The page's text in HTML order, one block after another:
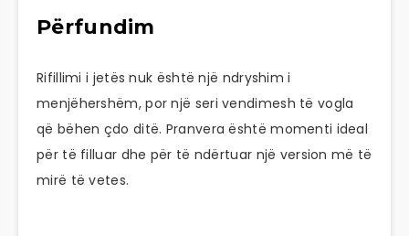
Përfundim
Rifillimi i jetës nuk është një ndryshim i
menjëhershëm, por një seri vendimesh të vogla
që bëhen çdo ditë. Pranvera është momenti ideal
për të filluar dhe për të ndërtuar një version më të
mirë të vetes.